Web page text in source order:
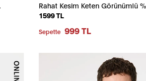
Rahat Kesim Keten Görünümlü
Pamuk Gömlek
1599 TL
Sepette 999 TL